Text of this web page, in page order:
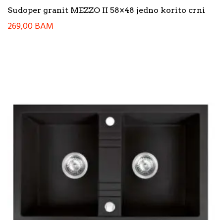
Sudoper granit MEZZO II 58×48 jedno korito crni
269,00BAM